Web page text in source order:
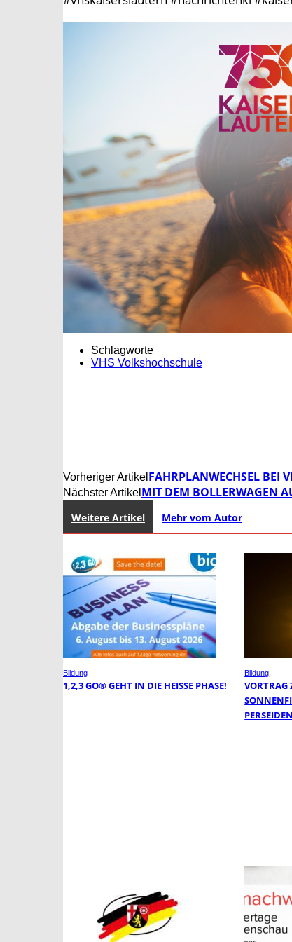
Schlagworte
VHS Volkshochschule
Vorheriger Artikel FAHRPLANWECHSEL BEI
Nächster Artikel MIT DEM BOLLERWAGEN
Weitere Artikel Mehr vom Autor
Bildung
1,2,3 GO® GEHT IN DIE HEISSE PHASE!
Bildung
VORTRAG
PERSEIDEN